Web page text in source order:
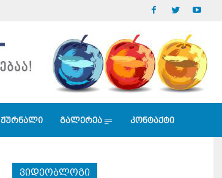
ჟურნალი გალერეა კონტაქტი
ვიდეობლოგი